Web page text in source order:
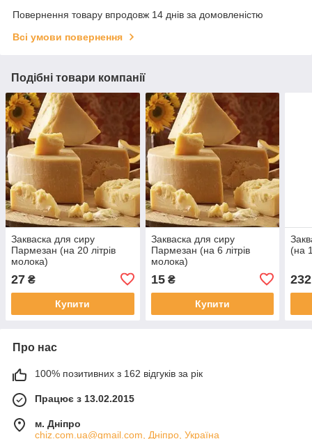
Повернення товару впродовж 14 днів за домовленістю
Всі умови повернення
Подібні товари компанії
Закваска для сиру
Пармезан (на 20 літрів
молока)
27 ₴
Купити
Закваска для сиру
Пармезан (на 6 літрів
молока)
15₴
Купити
(на
232
Про нас
100% позитивних з 162 відгуків за рік
Працює з 13.02.2015
м. Дніпро
chiz.com.ua@gmail.com, Дніпро, Україна